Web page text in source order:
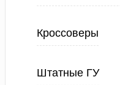
Кроссоверы
Штатные ГУ